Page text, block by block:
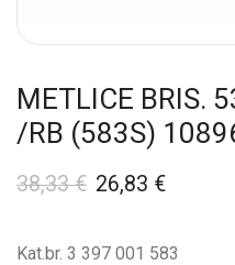
METLICE BRIS.
/RB (583S)
38,33€ 26,83 €
Kat.br. 3 397 001 583